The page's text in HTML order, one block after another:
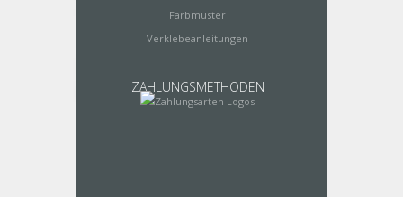
Farbmuster
Verklebeanleitungen
ZAHLUNGSMETHODEN